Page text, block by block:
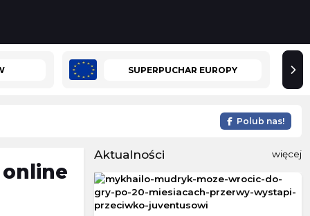
SUPERPUCHAR EUROPY
Polub nas!
Aktualności więcej